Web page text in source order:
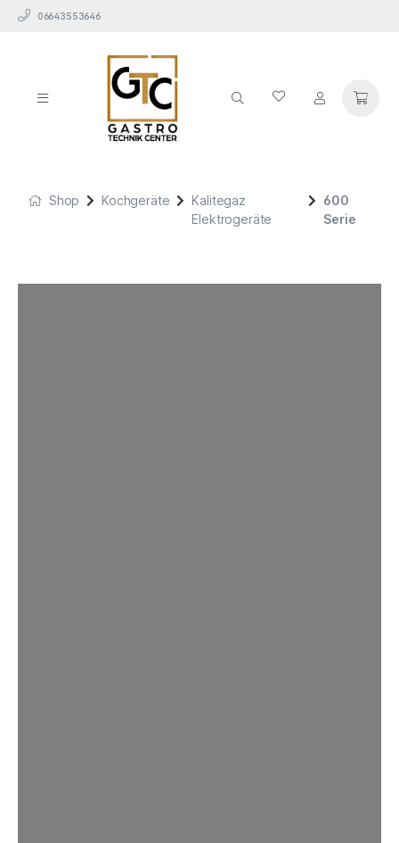
06643553646
Shop Kochgeräte
Kalitegaz
Elektrogeräte
600
Serie